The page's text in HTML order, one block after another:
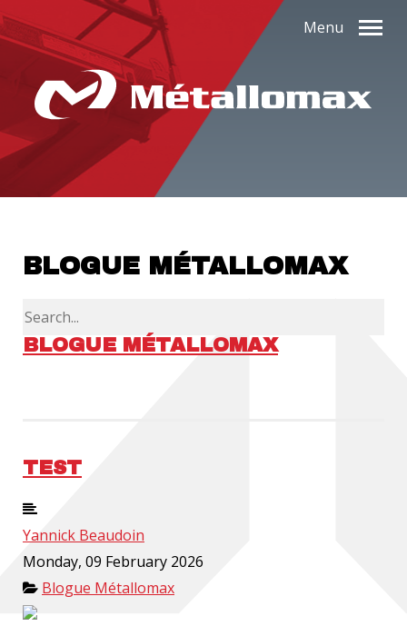
Menu
BLOGUE MÉTALLOMAX
BLOGUE MÉTALLOMAX
TEST
Yannick Beaudoin
Monday, 09 February 2026
Blogue Métallomax